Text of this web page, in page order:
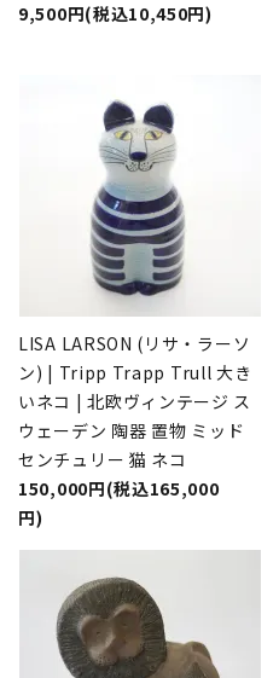
9,500円(税込10,450円)
LISA LARSON (リサ・ラーソ
ン) | Tripp Trapp Trull 大き
いネコ | 北欧ヴィンテージ ス
ウェーデン 陶器 置物 ミッド
センチュリー 猫 ネコ
150,000円(税込165,000
円)